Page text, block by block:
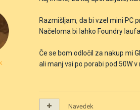
Razmišljam, da bi vzel mini PC
Načeloma bi lahko Foundry
Če se bom odločil za nakup mi
ali manj vsi po porabi pod 50W
Navedek